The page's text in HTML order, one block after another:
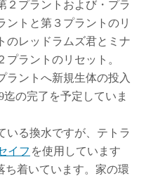
２プラントおよび・プラ
ントと第３プラントのリ
のレッドラムズ君とミナ
プラントのリセット。
ントへ新規生体の投入
の完了を予定していま
る換水ですが、テトラ
イフ を使用しています
ち着いています。家の環